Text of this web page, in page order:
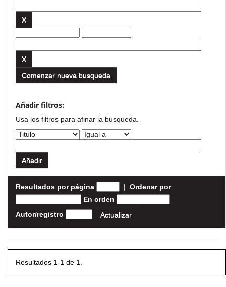
Comenzar nueva busqueda
Añadir filtros:
Usa los filtros para afinar la busqueda.
Resultados por página | Ordenar por
En orden
Autor/registro
Resultados 1-1 de 1.